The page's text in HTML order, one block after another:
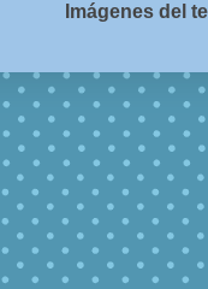
Imágenes del